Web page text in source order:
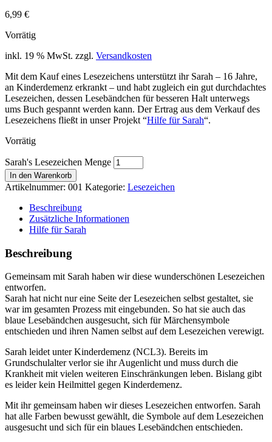
6,99 €
Vorrätig
inkl. 19 % MwSt. zzgl. Versandkosten
Mit dem Kauf eines Lesezeichens unterstützt ihr Sarah – 16 Jahre,
an Kinderdemenz erkrankt – und habt zugleich ein gut durchdachtes
Lesezeichen, dessen Lesebändchen für besseren Halt unterwegs
ums Buch gespannt werden kann. Der Ertrag aus dem Verkauf des
Lesezeichens fließt in unser Projekt “Hilfe für Sarah“.
Vorrätig
Sarah's Lesezeichen Menge
In den Warenkorb
Artikelnummer: 001 Kategorie: Lesezeichen
Beschreibung
Zusätzliche Informationen
Hilfe für Sarah
Beschreibung
Gemeinsam mit Sarah haben wir diese wunderschönen Lesezeichen
entworfen.
Sarah hat nicht nur eine Seite der Lesezeichen selbst gestaltet, sie
war im gesamten Prozess mit eingebunden. So hat sie auch das
blaue Lesebändchen ausgesucht, sich für Märchensymbole
entschieden und ihren Namen selbst auf dem Lesezeichen verewigt.
Sarah leidet unter Kinderdemenz (NCL3). Bereits im
Grundschulalter verlor sie ihr Augenlicht und muss durch die
Krankheit mit vielen weiteren Einschränkungen leben. Bislang gibt
es leider kein Heilmittel gegen Kinderdemenz.
Mit ihr gemeinsam haben wir dieses Lesezeichen entworfen. Sarah
hat alle Farben bewusst gewählt, die Symbole auf dem Lesezeichen
ausgesucht und sich für ein blaues Lesebändchen entschieden.